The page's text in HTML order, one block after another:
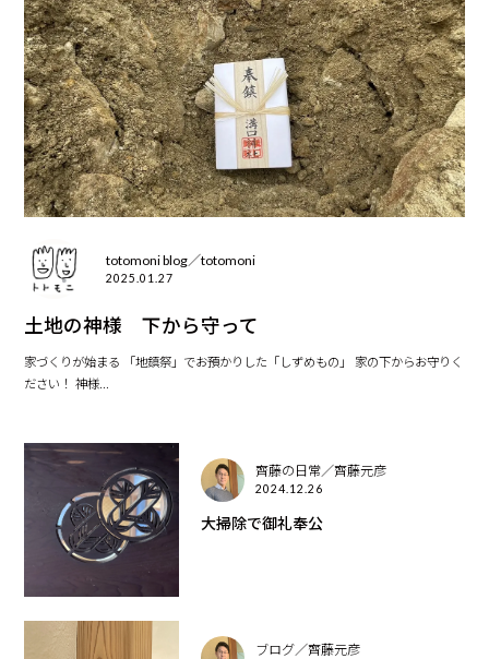
totomoni blog／totomoni
2025.01.27
土地の神様 下から守って
家づくりが始まる 「地鎮祭」でお預かりした「しずめもの」 家の下からお守りく
ださい！ 神様...
齊藤の日常／齊藤元彦
2024.12.26
大掃除で御礼奉公
ブログ／齊藤元彦